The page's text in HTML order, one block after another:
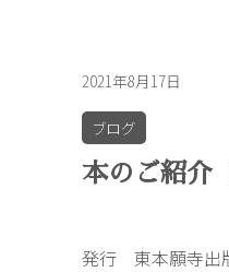
2021年8月17日
ブログ
本のご紹介
発行 東本願寺出